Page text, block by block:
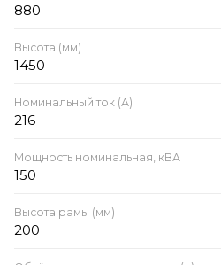
880
Высота (мм)
1450
Номинальный ток (А)
216
Мощность номинальная, кВА
150
Высота рамы (мм)
200